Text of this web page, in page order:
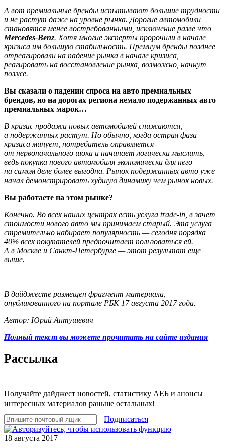
А вот премиальные бренды испытывают большие трудности
и не растут даже на уровне рынка. Дорогие автомобили
становятся менее востребованными, исключение разве что
Mercedes-Benz. Хотя многие эксперты пророчили в начале
кризиса им большую стабильность. Премиум бренды позднее
отреагировали на падение рынка в начале кризиса,
реагировать на восстановление рынка, возможно, начнут
позже.
Вы сказали о падении спроса на авто премиальных
брендов, но на дорогах региона немало подержанных авто
премиальных марок…
В кризис продажи новых автомобилей снижаются,
а подержанных растут. Но обычно, когда острая фаза
кризиса минует, потребитель оправляется
от первоначального шока и начинает логически мыслить,
ведь покупка нового автомобиля экономически для него
на самом деле более выгодна. Рынок подержанных авто уже
начал демонстрировать худшую динамику чем рынок новых.
Вы работаете на этом рынке?
Конечно. Во всех наших центрах есть услуга trade-in, в зачет
стоимости нового авто мы принимаем старый. Эта услуга
стремительно набирает популярность — сегодня порядка
40% всех покупателей предпочитает пользоваться ей.
А в Москве и Санкт-Петербурге — этот результат еще
выше.
В дайджесте размещен фрагмент материала,
опубликованного на портале РБК 17 августа 2017 года.
Автор: Юрий Антушевич
Полный текст вы можете прочитать на сайте издания
Рассылка
Получайте дайджест новостей, статистику АЕБ и анонсы
интересных материалов раньше остальных!
Подписаться
18 августа 2017